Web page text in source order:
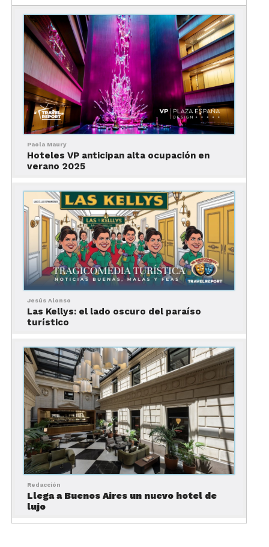
Su estilo colonial y su encantador patio le
imprimen un toque romántico, ideal para parejas.
Pero es de sus tarifas de lo que verdaderamente
habrás de enamorarte, pues rondan los 800 pesos.
La Rienda Misión Tequillancuenta, también, con
habitaciones familiares con una cama individual y
dos dobles.
Todas ellas con aire acondicionado y conexión Wi-
Fi gratuita.
El hotel dispone de recepción 24 horas, consigna
de equipaje, servicio de lavandería y
estacionamiento gratis.
A cinco minutos a pie es fácil encontrar diversas
opciones dónde comer; al igual que tiendas y
museos como el de Tequila Mundo Cuervo.
Foto: Booking.com
Hotel Boutique Quinta
Tequillan
Paola Maury
Hoteles VP anticipan alta ocupación en
verano 2025
Jesús Alonso
Las Kellys: el lado oscuro del paraíso
turístico
Redacción
Llega a Buenos Aires un nuevo hotel de
lujo